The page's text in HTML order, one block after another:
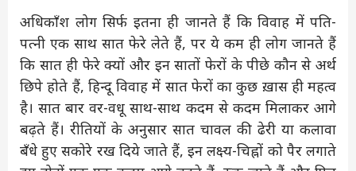
अधिकाँश लोग सिर्फ इतना ही जानते हैं कि विवाह में पति-
पत्नी एक साथ सात फेरे लेते हैं, पर ये कम ही लोग जानते हैं
कि सात ही फेरे क्यों और इन सातों फेरों के पीछे कौन से अर्थ
छिपे होते हैं, हिन्दू विवाह में सात फेरों का कुछ ख़ास ही महत्व
है। सात बार वर-वधू साथ-साथ कदम से कदम मिलाकर आगे
बढ़ते हैं। रीतियों के अनुसार सात चावल की ढेरी या कलावा
बँधे हुए सकोरे रख दिये जाते हैं, इन लक्ष्य-चिह्नों को पैर लगाते